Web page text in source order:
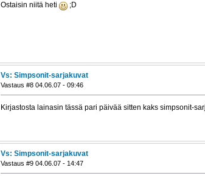
Ostaisin niitä heti ;D
Vs: Simpsonit-sarjakuvat
Vastaus #8 04.06.07 - 09:46
Kirjastosta lainasin tässä pari päivää sitten kaks simpsonit-
Vs: Simpsonit-sarjakuvat
Vastaus #9 04.06.07 - 14:47